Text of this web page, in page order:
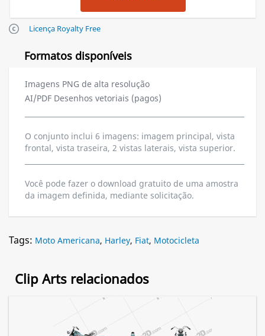
Licença Royalty Free
Formatos disponíveis
Imagens PNG de alta resolução
AI/PDF Desenhos vetoriais (pagos)
O conjunto inclui 6 imagens: imagem principal, vista
frontal, vista traseira, 2 vistas laterais, vista superior.
Você pode fazer o download gratuito de uma amostra
da imagem definida, mediante solicitação.
Tags: Moto Americana, Harley, Fiat, Motocicleta
Clip Arts relacionados